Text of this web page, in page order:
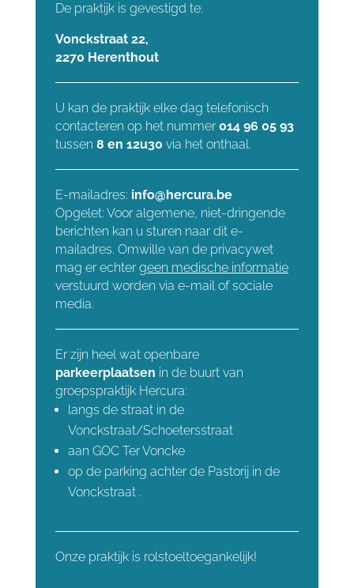
De praktijk is gevestigd te:
Vonckstraat 22,
2270 Herenthout
U kan de praktijk elke dag telefonisch
contacteren op het nummer014 96 05 93
tussen 8 en 12u30 via het onthaal.
E-mailadres: info@hercura.be
Opgelet: Voor algemene, niet-dringende
berichten kan u sturen naar dit e-
mailadres. Omwille van de privacywet
mag er echtergeen medische informatie
verstuurd worden via e-mail of sociale
media.
Er zijn heel wat openbare
parkeerplaatsen in de buurt van
groepspraktijk Hercura:
langs de straat in de
Vonckstraat/Schoetersstraat
aan GOC Ter Voncke
op de parking achter de Pastorij in de
Vonckstraat .
Onze praktijk is rolstoeltoegankelijk!